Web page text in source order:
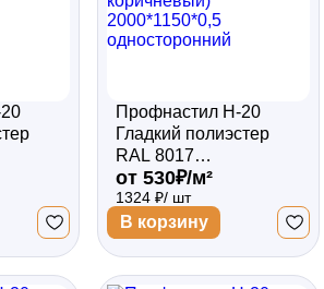
Профнастил Н-20
Гладкий полиэстер
RAL 8017
(Шоколадно-
коричневый)
2000*1150*0,5
односторонний
от 530₽/м²
1324 ₽/ шт
В корзину